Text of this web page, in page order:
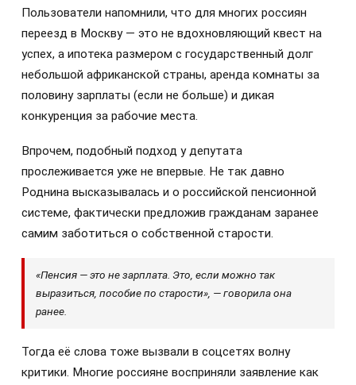
Пользователи напомнили, что для многих россиян
переезд в Москву — это не вдохновляющий квест на
успех, а ипотека размером с государственный долг
небольшой африканской страны, аренда комнаты за
половину зарплаты (если не больше) и дикая
конкуренция за рабочие места.
Впрочем, подобный подход у депутата
прослеживается уже не впервые. Не так давно
Роднина высказывалась и о российской пенсионной
системе, фактически предложив гражданам заранее
самим заботиться о собственной старости.
«Пенсия — это не зарплата. Это, если можно так
выразиться, пособие по старости», — говорила она
ранее.
Тогда её слова тоже вызвали в соцсетях волну
критики. Многие россияне восприняли заявление как